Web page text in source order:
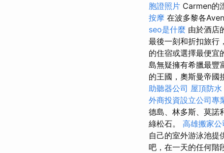
胞證照片 Carmen的
按摩 在波多黎各
seo是什麼 由於酒店
最後一刻和折扣旅行
的住宿或選擇最便宜
島無疑擁有希臘最豐
的王國，奧斯曼帝國
助聽器公司 屋頂防水
外商投資設立公司專
德島、林多斯、莫諾
綠松石。 高雄搬家公
自己的室外游泳池提
吧，在一天的任何階